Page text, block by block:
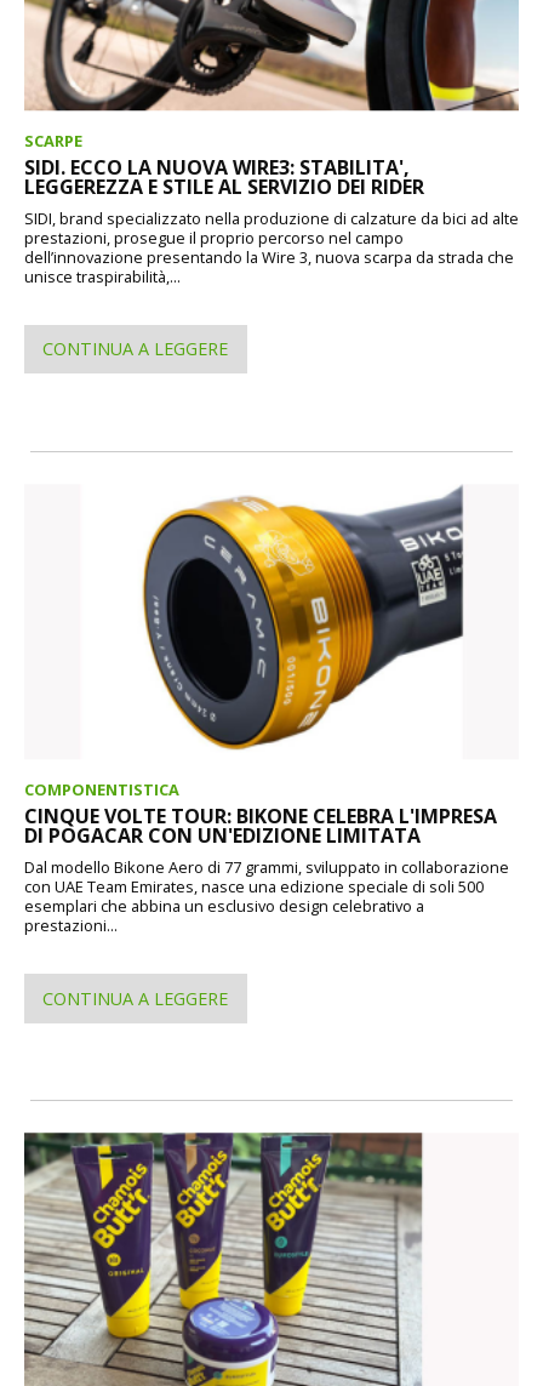
SCARPE
SIDI. ECCO LA NUOVA WIRE3: STABILITA',
LEGGEREZZA E STILE AL SERVIZIO DEI RIDER
SIDI, brand specializzato nella produzione di calzature da bici ad alte
prestazioni, prosegue il proprio percorso nel campo
dell’innovazione presentando la Wire 3, nuova scarpa da strada che
unisce traspirabilità,...
CONTINUA A LEGGERE
COMPONENTISTICA
CINQUE VOLTE TOUR: BIKONE CELEBRA L'IMPRESA
DI POGACAR CON UN'EDIZIONE LIMITATA
Dal modello Bikone Aero di 77 grammi, sviluppato in collaborazione
con UAE Team Emirates, nasce una edizione speciale di soli 500
esemplari che abbina un esclusivo design celebrativo a
prestazioni...
CONTINUA A LEGGERE